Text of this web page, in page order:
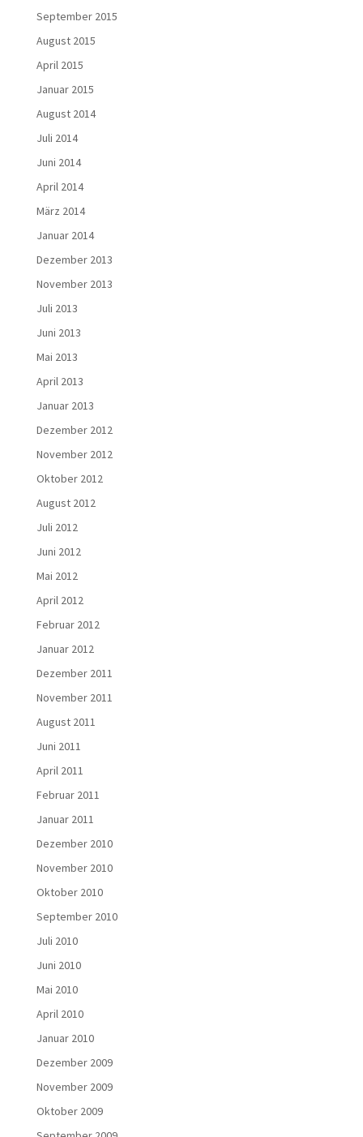
September 2015
August 2015
April 2015
Januar 2015
August 2014
Juli 2014
Juni 2014
April 2014
März 2014
Januar 2014
Dezember 2013
November 2013
Juli 2013
Juni 2013
Mai 2013
April 2013
Januar 2013
Dezember 2012
November 2012
Oktober 2012
August 2012
Juli 2012
Juni 2012
Mai 2012
April 2012
Februar 2012
Januar 2012
Dezember 2011
November 2011
August 2011
Juni 2011
April 2011
Februar 2011
Januar 2011
Dezember 2010
November 2010
Oktober 2010
September 2010
Juli 2010
Juni 2010
Mai 2010
April 2010
Januar 2010
Dezember 2009
November 2009
Oktober 2009